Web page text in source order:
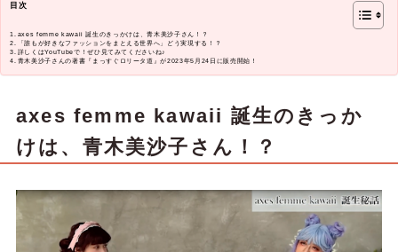
目次
axes femme kawaii 誕生のきっかけは、青木美沙子さん！？
「誰もが好きなファッションをまとえる世界へ」どう実現する！？
詳しくはYouTubeで！ぜひ見てみてくださいね♪
青木美沙子さんの著書『まっすぐロリータ道』が2023年5月24日に販売開始！
axes femme kawaii 誕生のきっか
けは、青木美沙子さん！？